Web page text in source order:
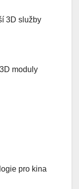
3D služby
moduly
pro kina